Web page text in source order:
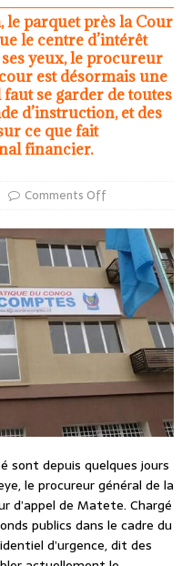
parquet près la Cour
le centre d’intérêt
yeux, le procureur
est désormais une
se garder de toutes
d’instruction, et des
ce que fait
financier.
Comments Off
sont depuis quelques jours
le procureur général de la
d’appel de Matete. Chargé
publics dans le cadre du
d’urgence, dit des